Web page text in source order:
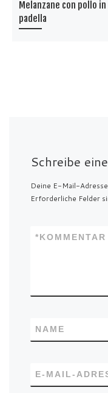
Melanzane con pollo in
padella
Schreibe
Deine E-Mail-
Erforderliche Felder
KOMMENTAR
*
NAME
E-MAIL-